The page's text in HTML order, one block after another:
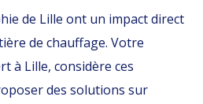
de Lille ont un impact direct
de chauffage. Votre
à Lille, considère ces
des solutions sur